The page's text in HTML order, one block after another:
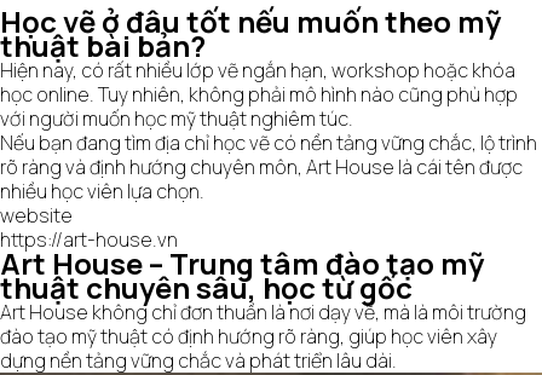
Học vẽ ở đâu tốt nếu muốn theo mỹ
thuật bài bản?
Hiện nay, có rất nhiều lớp vẽ ngắn hạn, workshop hoặc khóa
học online. Tuy nhiên, không phải mô hình nào cũng phù hợp
với người muốn học mỹ thuật nghiêm túc.
Nếu bạn đang tìm địa chỉ học vẽ có nền tảng vững chắc, lộ trình
rõ ràng và định hướng chuyên môn, Art House là cái tên được
nhiều học viên lựa chọn.
website
https://art-house.vn
Art House – Trung tâm đào tạo mỹ
thuật chuyên sâu, học từ gốc
Art House không chỉ đơn thuần là nơi dạy vẽ, mà là môi trường
đào tạo mỹ thuật có định hướng rõ ràng, giúp học viên xây
dựng nền tảng vững chắc và phát triển lâu dài.